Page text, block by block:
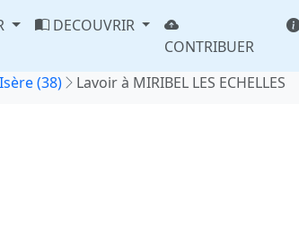
DECOUVRIR
CONTRIBUER
Isère (38) Lavoir à MIRIBEL LES ECHELLES